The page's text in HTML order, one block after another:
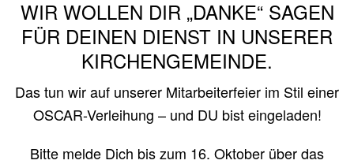
WIR WOLLEN DIR „DANKE“ SAGEN
FÜR DEINEN DIENST IN UNSERER
KIRCHENGEMEINDE.
Das tun wir auf unserer Mitarbeiterfeier im Stil einer
OSCAR-Verleihung – und DU bist eingeladen!
Bitte melde Dich bis zum 16. Oktober über das